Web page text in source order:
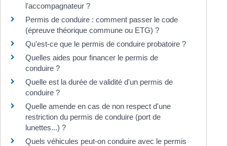
l'accompagnateur ?
Permis de conduire : comment passer le code
(épreuve théorique commune ou ETG) ?
Qu'est-ce que le permis de conduire probatoire ?
Quelles aides pour financer le permis de
conduire ?
Quelle est la durée de validité d'un permis de
conduire ?
Quelle amende en cas de non respect d'une
restriction du permis de conduire (port de
lunettes...) ?
Quels véhicules peut-on conduire avec le permis